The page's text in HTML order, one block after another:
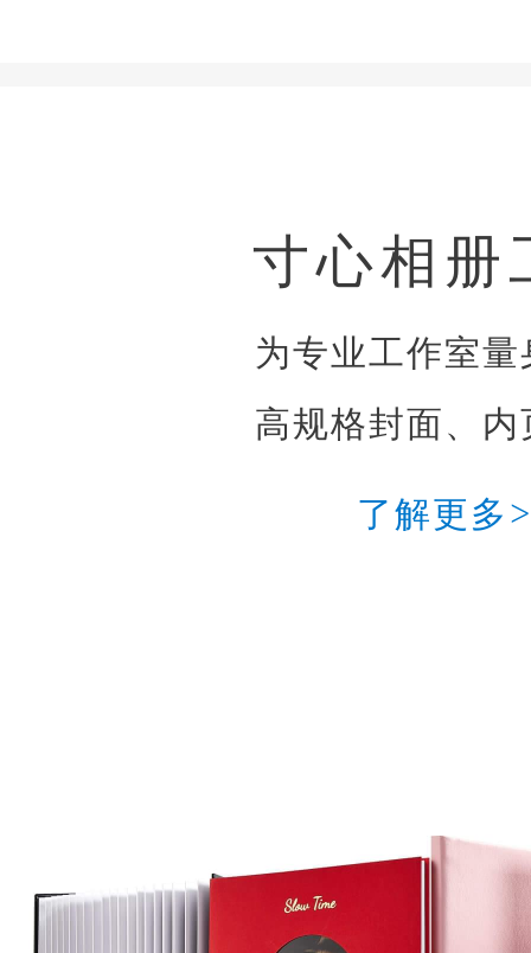
寸心相册
为专业工作室量
高规格封面、内
了解更多